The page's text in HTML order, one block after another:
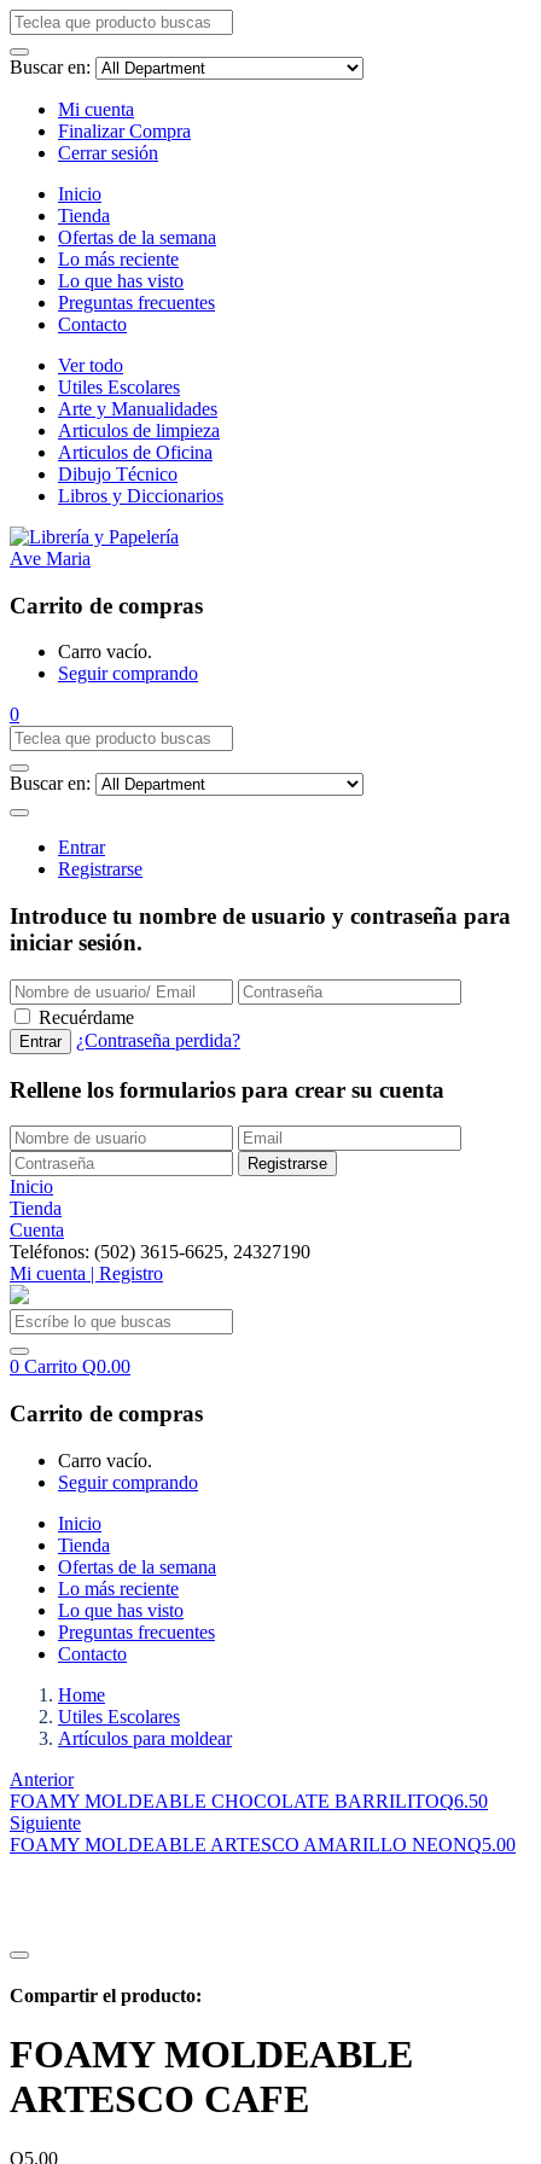
Buscar en:
Mi cuenta
Finalizar Compra
Cerrar sesión
Inicio
Tienda
Ofertas de la semana
Lo más reciente
Lo que has visto
Preguntas frecuentes
Contacto
Ver todo
Utiles Escolares
Arte y Manualidades
Articulos de limpieza
Articulos de Oficina
Dibujo Técnico
Libros y Diccionarios
Carrito de compras
Carro vacío.
Seguir comprando
0
Buscar en:
Entrar
Registrarse
Introduce tu nombre de usuario y contraseña para
iniciar sesión.
Recuérdame
¿Contraseña perdida?
Rellene los formularios para crear su cuenta
Inicio
Tienda
Cuenta
Teléfonos: (502) 3615-6625, 24327190
Mi cuenta | Registro
0 Carrito Q0.00
Carrito de compras
Carro vacío.
Seguir comprando
Inicio
Tienda
Ofertas de la semana
Lo más reciente
Lo que has visto
Preguntas frecuentes
Contacto
Home
Utiles Escolares
Artículos para moldear
Anterior
FOAMY MOLDEABLE CHOCOLATE BARRILITOQ6.50
Siguiente
FOAMY MOLDEABLE ARTESCO AMARILLO NEONQ5.00
Compartir el producto:
FOAMY MOLDEABLE
ARTESCO CAFE
Q5.00